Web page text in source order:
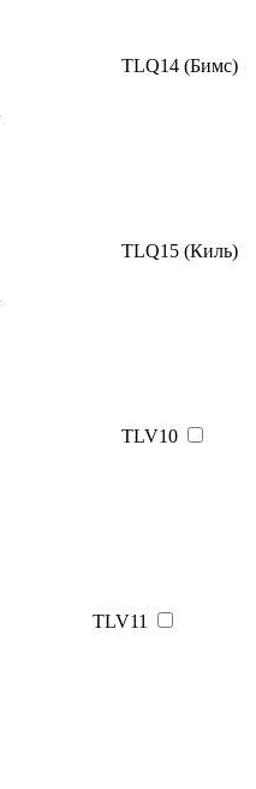
TLQ14 (Бимс)
TLQ15 (Киль)
TLV10
TLV11